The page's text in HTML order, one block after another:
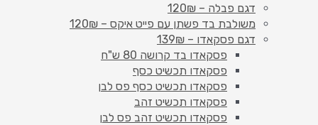
דגם פבלה – 120₪
משולבת בד פשתן עם פייט איקס – 120₪
דגם פסקאדו – 139₪
פסקאדו בד קרושה 80 ש"ח
פסקאדו תכשיט כסף
פסקאדו תכשיט כסף פס לבן
פסקאדו תכשיט זהב
פסקאדו תכשיט זהב פס לבן